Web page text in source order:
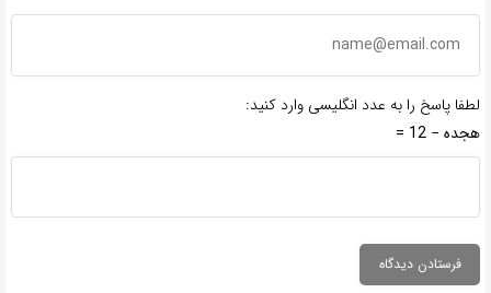
لطفا پاسخ را به عدد انگلیسی وارد کنید:
هجده − 12 =